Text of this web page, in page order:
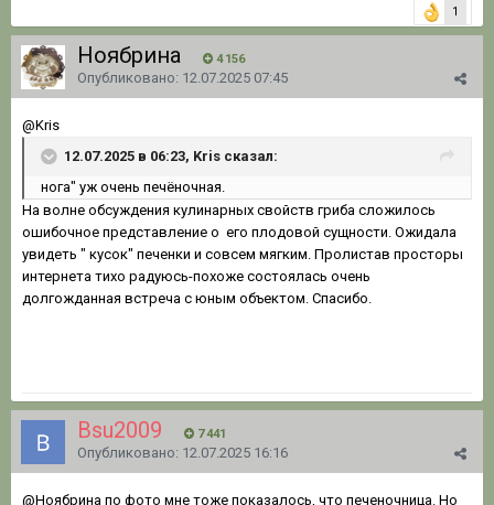
1
Ноябрина 4 156
Опубликовано: 12.07.2025 07:45
@Kris
12.07.2025 в 06:23, Kris сказал:
нога" уж очень печёночная.
На волне обсуждения кулинарных свойств гриба сложилось
ошибочное представление о его плодовой сущности. Ожидала
увидеть " кусок" печенки и совсем мягким. Пролистав просторы
интернета тихо радуюсь-похоже состоялась очень
долгожданная встреча с юным объектом. Спасибо.
Bsu2009 7 441
Опубликовано: 12.07.2025 16:16
@Ноябрина по фото мне тоже показалось, что печеночница. Но